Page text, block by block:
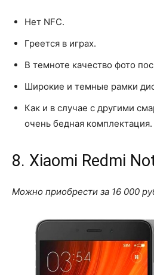
Нет NFC.
Греется в играх.
В темноте качество фото
Широкие и темные рамки
Как и в случае с другими
очень бедная комплектация.
8. Xiaomi Redmi
Можно приобрести за 16 000